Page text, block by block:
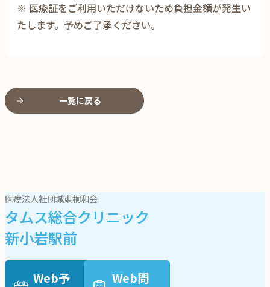
※ 医療証をご利用いただけないため負担金額が発生い
たします。予めご了承ください。
一覧に戻る
医療法人社団城東桐和会
タムス総合クリニック
新小岩駅前
Web予
Web問